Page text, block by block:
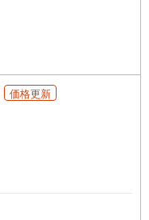
価格更新